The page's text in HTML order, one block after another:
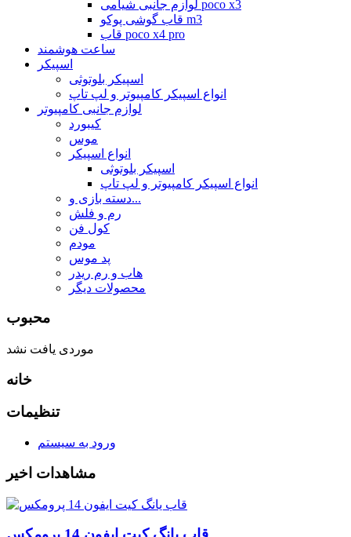
لوازم جانبی شیامی poco x3
قاب گوشی پوکو m3
قاب poco x4 pro
ساعت هوشمند
اسپیکر
اسپیکر بلوتوثی
انواع اسپیکر کامپیوتر و لپ تاپ
لوازم جانبی کامپیوتر
کیبورد
موس
انواع اسپیکر
اسپیکر بلوتوثی
انواع اسپیکر کامپیوتر و لپ تاپ
دسته بازی و...
رم و فلش
کول فن
مودم
پد موس
هاب و رم ریدر
محصولات دیگر
محبوب
موردی یافت نشد
خانه
تنظیمات
ورود به سیستم
مشاهدات اخیر